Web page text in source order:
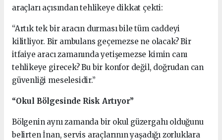
araçları açısından tehlikeye dikkat çekti:
“Artık tek bir aracın durması bile tüm caddeyi
kilitliyor. Bir ambulans geçemezse ne olacak? Bir
itfaiye aracı zamanında yetişemezse kimin canı
tehlikeye girecek? Bu bir konfor değil, doğrudan can
güvenliği meselesidir.”
“Okul Bölgesinde Risk Artıyor”
Bölgenin aynı zamanda bir okul güzergahı olduğunu
belirten İnan, servis araçlarının yaşadığı zorluklara